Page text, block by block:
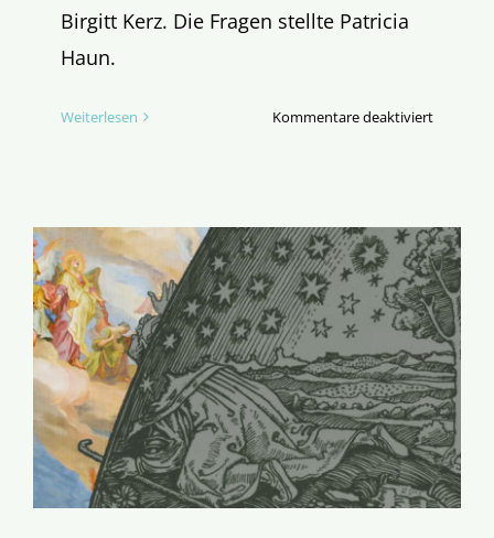
Birgitt Kerz. Die Fragen stellte Patricia
Haun.
Weiterlesen Kommentare deaktiviertfür
Birgitt
Kerz